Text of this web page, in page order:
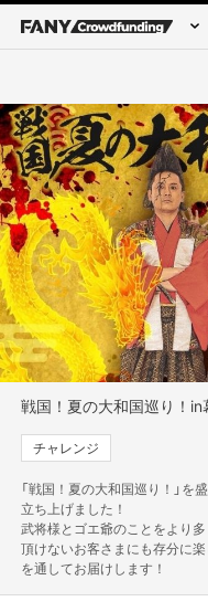
戦国！夏の大和国巡り！
チャレンジ
「戦国！夏の大和国巡り！」
立ち上げました！
武将様とゴエ爺のことをより
頂けないお客さまにも存分に
を通してお届けします！